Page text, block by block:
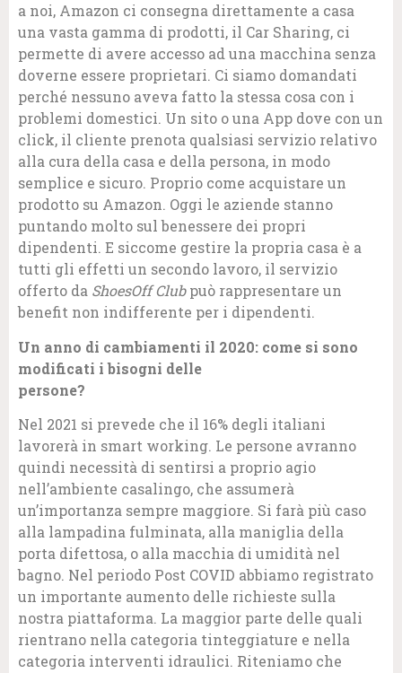
a noi, Amazon ci consegna direttamente a casa
una vasta gamma di prodotti, il Car Sharing, ci
permette di avere accesso ad una macchina senza
doverne essere proprietari. Ci siamo domandati
perché nessuno aveva fatto la stessa cosa con i
problemi domestici. Un sito o una App dove con un
click, il cliente prenota qualsiasi servizio relativo
alla cura della casa e della persona, in modo
semplice e sicuro. Proprio come acquistare un
prodotto su Amazon. Oggi le aziende stanno
puntando molto sul benessere dei propri
dipendenti. E siccome gestire la propria casa è a
tutti gli effetti un secondo lavoro, il servizio
offerto da ShoesOff Clubpuò rappresentare un
benefit non indifferente per i dipendenti.
Un anno di cambiamenti il 2020: come si sono
modificati i bisogni delle
persone?
Nel 2021 si prevede che il 16% degli italiani
lavorerà in smart working. Le persone avranno
quindi necessità di sentirsi a proprio agio
nell’ambiente casalingo, che assumerà
un’importanza sempre maggiore. Si farà più caso
alla lampadina fulminata, alla maniglia della
porta difettosa, o alla macchia di umidità nel
bagno. Nel periodo Post COVID abbiamo registrato
un importante aumento delle richieste sulla
nostra piattaforma. La maggior parte delle quali
rientrano nella categoria tinteggiature e nella
categoria interventi idraulici. Riteniamo che